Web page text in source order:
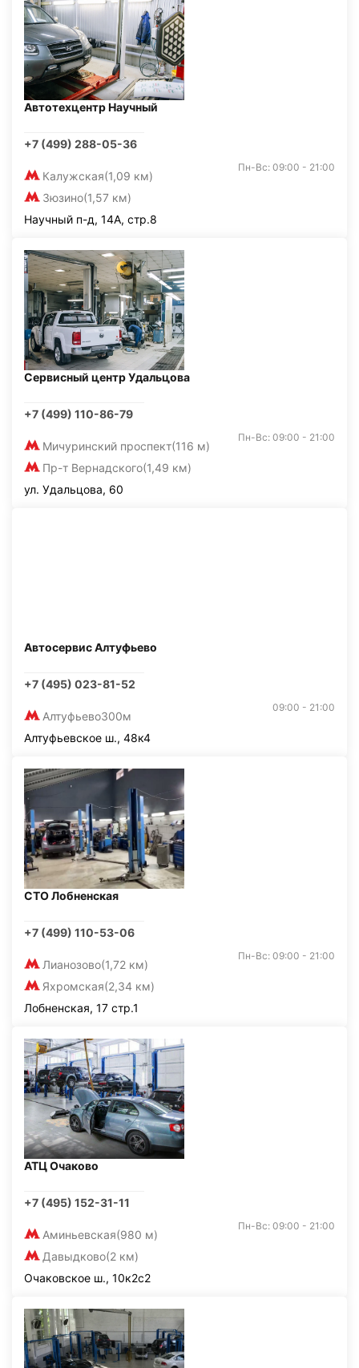
Автотехцентр Научный
+7 (499) 288-05-36
Калужская(1,09 км)
Зюзино(1,57 км)
Пн-Вс: 09:00 - 21:00
Научный п-д, 14А, стр.8
Сервисный центр Удальцова
+7 (499) 110-86-79
Мичуринский проспект(116 м)
Пр-т Вернадского(1,49 км)
Пн-Вс: 09:00 - 21:00
ул. Удальцова, 60
Автосервис Алтуфьево
+7 (495) 023-81-52
Алтуфьево300м
09:00 - 21:00
Алтуфьевское ш., 48к4
СТО Лобненская
+7 (499) 110-53-06
Лианозово(1,72 км)
Яхромская(2,34 км)
Пн-Вс: 09:00 - 21:00
Лобненская, 17 стр.1
АТЦ Очаково
+7 (495) 152-31-11
Аминьевская(980 м)
Давыдково(2 км)
Пн-Вс: 09:00 - 21:00
Очаковское ш., 10к2с2